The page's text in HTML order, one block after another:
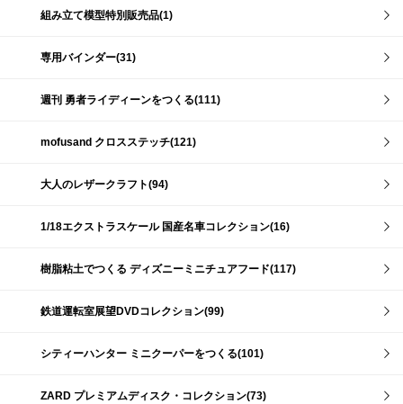
組み立て模型特別販売品(1)
専用バインダー(31)
週刊 勇者ライディーンをつくる(111)
mofusand クロスステッチ(121)
大人のレザークラフト(94)
1/18エクストラスケール 国産名車コレクション(16)
樹脂粘土でつくる ディズニーミニチュアフード(117)
鉄道運転室展望DVDコレクション(99)
シティーハンター ミニクーパーをつくる(101)
ZARD プレミアムディスク・コレクション(73)